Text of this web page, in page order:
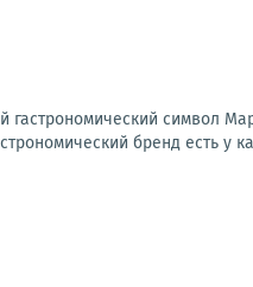
гастрономический символ
бренд есть у